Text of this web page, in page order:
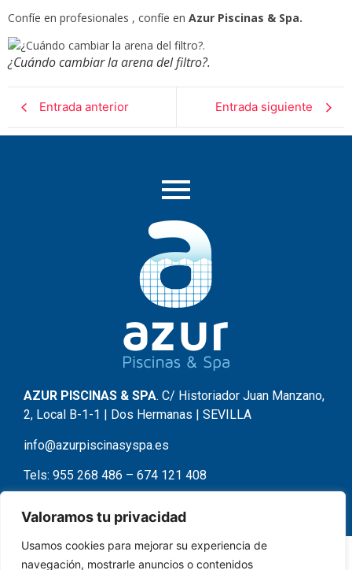
Valoramos tu privacidad
Usamos cookies para mejorar su experiencia de
navegación, mostrarle anuncios o contenidos
Confíe en profesionales , confíe en Azur Piscinas & Spa.
¿Cuándo cambiar la arena del filtro?.
Entrada anterior Entrada siguiente
AZUR PISCINAS & SPA. C/ Historiador Juan Manzano,
2, Local B-1-1 | Dos Hermanas | SEVILLA
info@azurpiscinasyspa.es
Tels: 955 268 486 – 674 121 408